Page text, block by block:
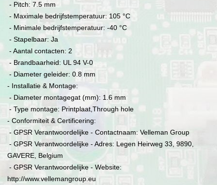
- Pitch: 7.5 mm
- Maximale bedrijfstemperatuur: 105 °C
- Minimale bedrijfstemperatuur: -40 °C
- Stapelbaar: Ja
- Aantal contacten: 2
- Brandbaarheid: UL 94 V-0
- Diameter geleider: 0.8 mm
- Installatie & Montage:
- Diameter montagegat (mm): 1.6 mm
- Type montage: Printplaat,Through hole
- Conformiteit & Certificering:
- GPSR Verantwoordelijke - Contactnaam: Velleman Group
- GPSR Verantwoordelijke - Adres: Legen Heirweg 33, 9890,
GAVERE, Belgium
- GPSR Verantwoordelijke - Website:
http://www.vellemangroup.eu